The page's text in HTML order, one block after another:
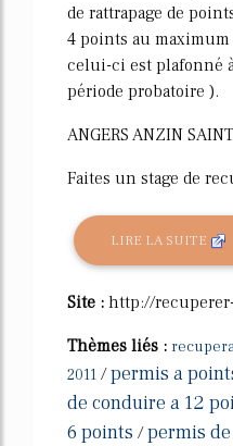
de rattrapage de
4 points au
celui-ci est plafonné
période probatoire ).
ANGERS ANZIN
Faites un stage de
LIRE LA SUITE
Site : http://
Thèmes liés :
2011 /permis a
de conduire a 12
6 points /permis